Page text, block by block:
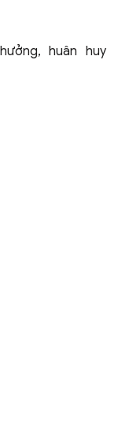
huân huy